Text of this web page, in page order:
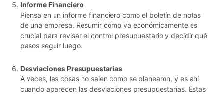
Informe Financiero
Piensa en un informe financiero como el boletín de notas
de una empresa. Resumir cómo va económicamente es
crucial para revisar el control presupuestario y decidir qué
pasos seguir luego.
Desviaciones Presupuestarias
A veces, las cosas no salen como se planearon, y es ahí
cuando aparecen las desviaciones presupuestarias. Estas